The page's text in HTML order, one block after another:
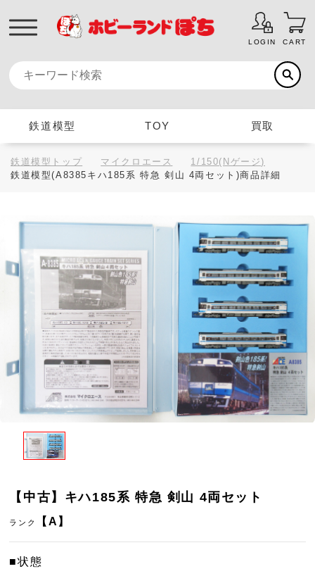
LOGIN CART
鉄道模型 TOY 買取
鉄道模型トップ マイクロエース
1/150(Nゲージ)
鉄道模型(A8385キハ185系 特急 剣山 4両セット)商品詳細
【中古】キハ185系 特急 剣山 4両セット
ランク 【A】
■状態